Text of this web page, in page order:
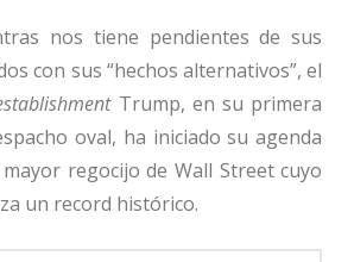
nos tiene pendientes de sus
con sus “hechos alternativos”, el
Trump, en su primera
oval, ha iniciado su agenda
regocijo de Wall Street cuyo
un record histórico.